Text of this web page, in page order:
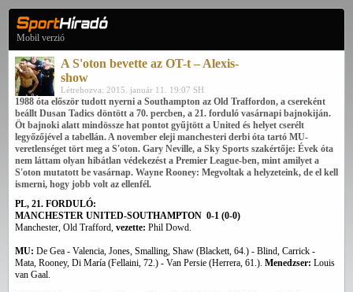
Mobil verzió
A S'oton bevette az OT-t – Alexis-
show
Létrehozva: 2015. január 11. 19:07 SH
1988 óta először tudott nyerni a Southampton az Old Traffordon, a csereként
beállt Dusan Tadics döntött a 70. percben, a 21. forduló vasárnapi bajnokiján.
Öt bajnoki alatt mindössze hat pontot gyűjtött a United és helyet cserélt
legyőzőjével a tabellán. A november eleji manchesteri derbi óta tartó MU-
veretlenséget tört meg a S'oton. Gary Neville, a Sky Sports szakértője: Évek óta
nem láttam olyan hibátlan védekezést a Premier League-ben, mint amilyet a
S'oton mutatott be vasárnap. Wayne Rooney: Megvoltak a helyzeteink, de el kell
ismerni, hogy jobb volt az ellenfél.
PL, 21. FORDULÓ:
MANCHESTER UNITED-SOUTHAMPTON 0-1 (0-0)
Manchester, Old Trafford, vezette: Phil Dowd.
MU: De Gea - Valencia, Jones, Smalling, Shaw (Blackett, 64.) - Blind, Carrick -
Mata, Rooney, Di María (Fellaini, 72.) - Van Persie (Herrera, 61.). Menedzser: Louis
van Gaal.